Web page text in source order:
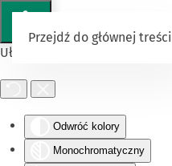
Ułatwienia dostępu
Odwróć kolory
Monochromatyczny
Przejdź do głównej treści